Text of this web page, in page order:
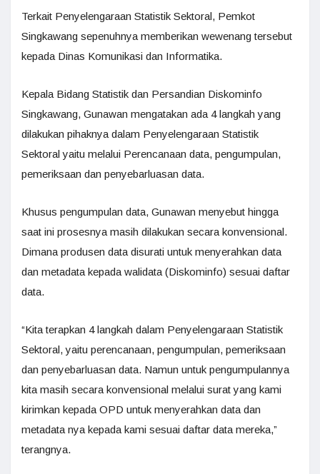
Terkait Penyelengaraan Statistik Sektoral, Pemkot
Singkawang sepenuhnya memberikan wewenang tersebut
kepada Dinas Komunikasi dan Informatika.
Kepala Bidang Statistik dan Persandian Diskominfo
Singkawang, Gunawan mengatakan ada 4 langkah yang
dilakukan pihaknya dalam Penyelengaraan Statistik
Sektoral yaitu melalui Perencanaan data, pengumpulan,
pemeriksaan dan penyebarluasan data.
Khusus pengumpulan data, Gunawan menyebut hingga
saat ini prosesnya masih dilakukan secara konvensional.
Dimana produsen data disurati untuk menyerahkan data
dan metadata kepada walidata (Diskominfo) sesuai daftar
data.
“Kita terapkan 4 langkah dalam Penyelengaraan Statistik
Sektoral, yaitu perencanaan, pengumpulan, pemeriksaan
dan penyebarluasan data. Namun untuk pengumpulannya
kita masih secara konvensional melalui surat yang kami
kirimkan kepada OPD untuk menyerahkan data dan
metadata nya kepada kami sesuai daftar data mereka,”
terangnya.